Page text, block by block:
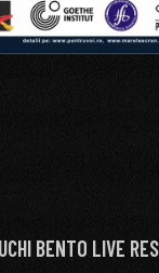
BENTO LIVE